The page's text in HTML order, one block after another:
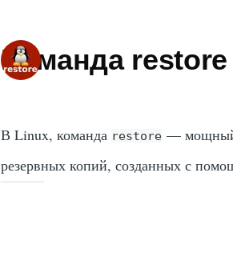
Команда restore
В Linux, команда restore — мощный
резервных копий, созданных с